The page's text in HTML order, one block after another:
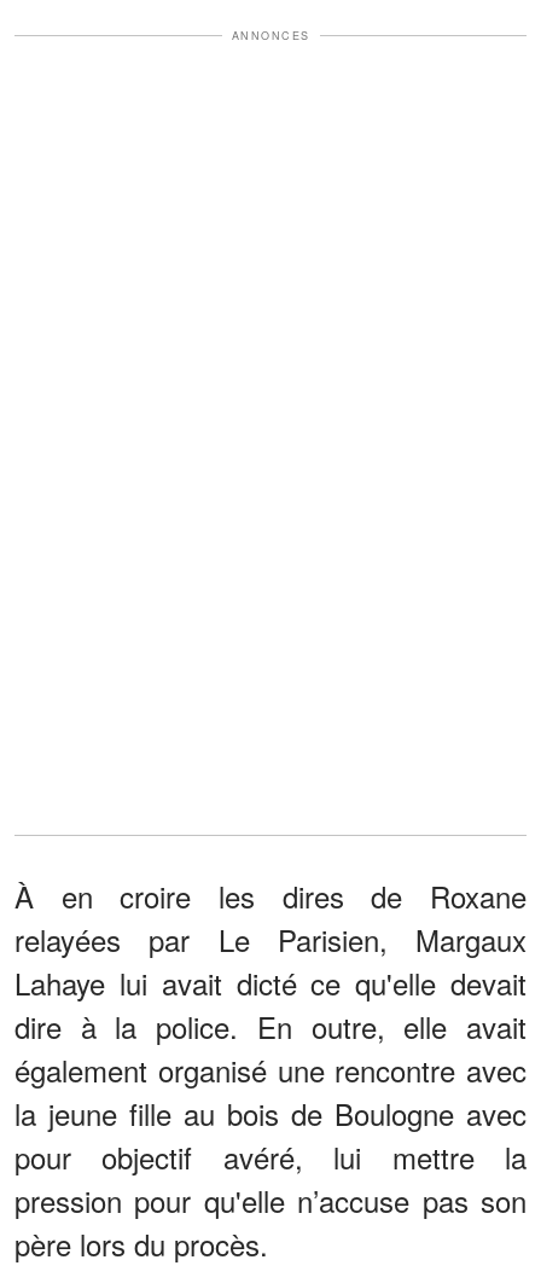
ANNONCES
À en croire les dires de Roxane
relayées par Le Parisien, Margaux
Lahaye lui avait dicté ce qu'elle devait
dire à la police. En outre, elle avait
également organisé une rencontre avec
la jeune fille au bois de Boulogne avec
pour objectif avéré, lui mettre la
pression pour qu'elle n’accuse pas son
père lors du procès.